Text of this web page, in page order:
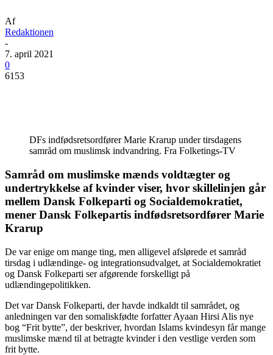
Af
Redaktionen
-
7. april 2021
0
6153
DFs indfødsretsordfører Marie Krarup under tirsdagens
samråd om muslimsk indvandring. Fra Folketings-TV
Samråd om muslimske mænds voldtægter og
undertrykkelse af kvinder viser, hvor skillelinjen går
mellem Dansk Folkeparti og Socialdemokratiet,
mener Dansk Folkepartis indfødsretsordfører Marie
Krarup
De var enige om mange ting, men alligevel afslørede et samråd
tirsdag i udlændinge- og integrationsudvalget, at Socialdemokratiet
og Dansk Folkeparti ser afgørende forskelligt på
udlændingepolitikken.
Det var Dansk Folkeparti, der havde indkaldt til samrådet, og
anledningen var den somaliskfødte forfatter Ayaan Hirsi Alis nye
bog “Frit bytte”, der beskriver, hvordan Islams kvindesyn får mange
muslimske mænd til at betragte kvinder i den vestlige verden som
frit bytte.